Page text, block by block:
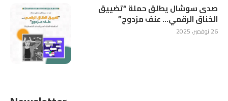
صدى سوشال يطلق حملة “تضييق
الخناق الرقمي… عنف مزدوج”
26 نوفمبر، 2025